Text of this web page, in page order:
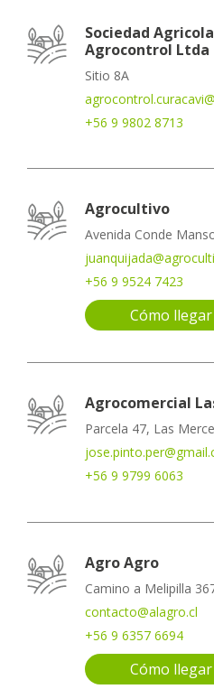
Sociedad
Agrocontrol Ltda
Sitio 8A
+56 9 9802 8713
Agrocultivo
Avenida Conde
+56 9 9524 7423
Cómo llegar
Agrocomercial
Parcela 47, Las
+56 9 9799 6063
Agro Agro
Camino a Melipilla
contacto@alagro.cl
+56 9 6357 6694
Cómo llegar